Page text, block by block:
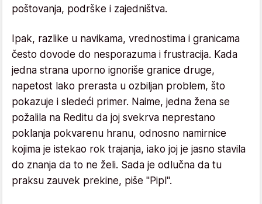
poštovanja, podrške i zajedništva.
Ipak, razlike u navikama, vrednostima i granicama
često dovode do nesporazuma i frustracija. Kada
jedna strana uporno ignoriše granice druge,
napetost lako prerasta u ozbiljan problem, što
pokazuje i sledeći primer. Naime, jedna žena se
požalila na Reditu da joj svekrva neprestano
poklanja pokvarenu hranu, odnosno namirnice
kojima je istekao rok trajanja, iako joj je jasno stavila
do znanja da to ne želi. Sada je odlučna da tu
praksu zauvek prekine, piše "Pipl".